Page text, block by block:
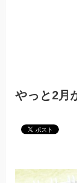
やっと2月